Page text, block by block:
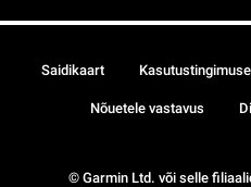
© Garmin Ltd. või selle
Saidikaart
Nõuetele vastavus